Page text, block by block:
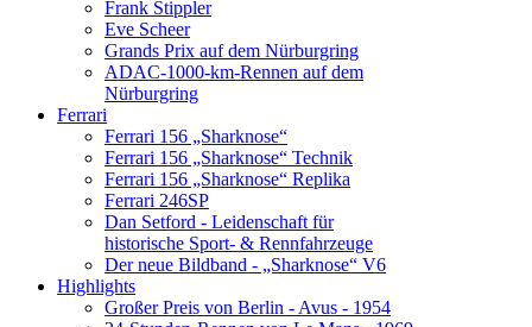
Frank Stippler
Eve Scheer
Grands Prix auf dem Nürburgring
ADAC-1000-km-Rennen auf dem
Nürburgring
Ferrari
Ferrari 156 „Sharknose“
Ferrari 156 „Sharknose“ Technik
Ferrari 156 „Sharknose“ Replika
Ferrari 246SP
Dan Setford - Leidenschaft für
historische Sport- & Rennfahrzeuge
Der neue Bildband - „Sharknose“ V6
Highlights
Großer Preis von Berlin - Avus - 1954